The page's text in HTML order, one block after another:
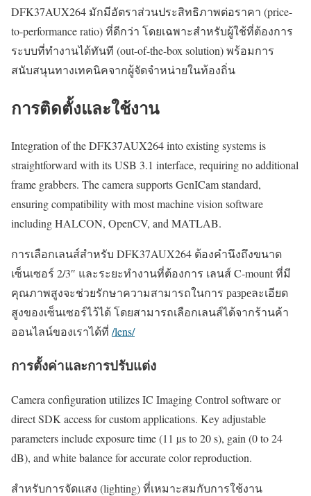
DFK37AUX264 มักมีอัตราส่วนประสิทธิภาพต่อราคา (price-
to-performance ratio) ที่ดีกว่า โดยเฉพาะสำหรับผู้ใช้ที่ต้องการ
ระบบที่ทำงานได้ทันที (out-of-the-box solution) พร้อมการ
สนับสนุนทางเทคนิคจากผู้จัดจำหน่ายในท้องถิ่น
การติดตั้งและใช้งาน
Integration of the DFK37AUX264 into existing systems is
straightforward with its USB 3.1 interface, requiring no additional
frame grabbers. The camera supports GenICam standard,
ensuring compatibility with most machine vision software
including HALCON, OpenCV, and MATLAB.
การเลือกเลนส์สำหรับ DFK37AUX264 ต้องคำนึงถึงขนาด
เซ็นเซอร์ 2/3″ และระยะทำงานที่ต้องการ เลนส์ C-mount ที่มี
คุณภาพสูงจะช่วยรักษาความสามารถในการ разреละเอียด
สูงของเซ็นเซอร์ไว้ได้ โดยสามารถเลือกเลนส์ได้จากร้านค้า
ออนไลน์ของเราได้ที่ /lens/
การตั้งค่าและการปรับแต่ง
Camera configuration utilizes IC Imaging Control software or
direct SDK access for custom applications. Key adjustable
parameters include exposure time (11 µs to 20 s), gain (0 to 24
dB), and white balance for accurate color reproduction.
สำหรับการจัดแสง (lighting) ที่เหมาะสมกับการใช้งาน